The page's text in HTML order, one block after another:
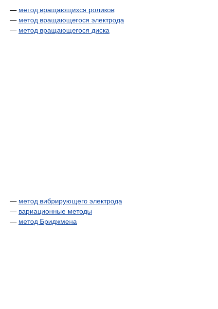
— метод вращающихся роликов
— метод вращающегося электрода
— метод вращающегося диска
— метод вибрирующего электрода
— вариационные методы
— метод Бриджмена